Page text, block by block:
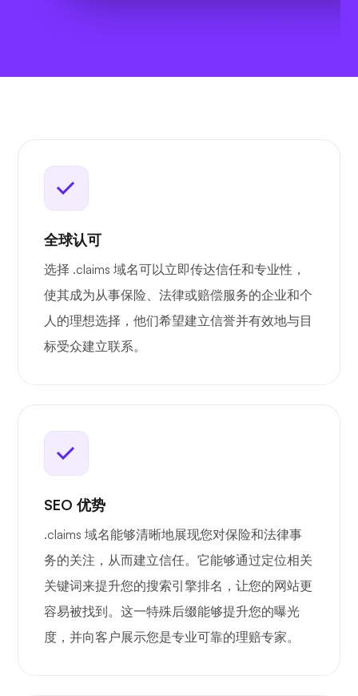
全球认可
选择 .claims 域名可以立即传达信任和专业性，
使其成为从事保险、法律或赔偿服务的企业和个
人的理想选择，他们希望建立信誉并有效地与目
标受众建立联系。
SEO 优势
.claims 域名能够清晰地展现您对保险和法律事
务的关注，从而建立信任。它能够通过定位相关
关键词来提升您的搜索引擎排名，让您的网站更
容易被找到。这一特殊后缀能够提升您的曝光
度，并向客户展示您是专业可靠的理赔专家。